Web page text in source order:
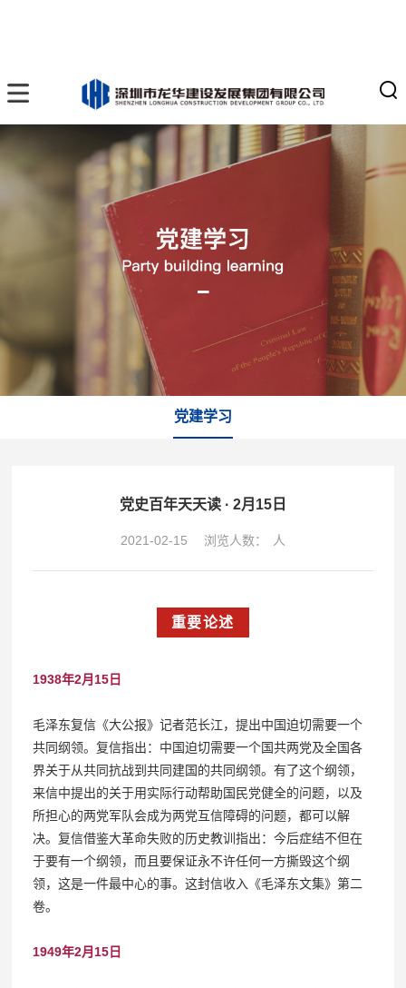
党建学习
党史百年天天读 · 2月15日
2021-02-15 浏览人数： 人
重要论述
1938年2月15日
毛泽东复信《大公报》记者范长江，提出中国迫切需要一个
共同纲领。复信指出：中国迫切需要一个国共两党及全国各
界关于从共同抗战到共同建国的共同纲领。有了这个纲领，
来信中提出的关于用实际行动帮助国民党健全的问题，以及
所担心的两党军队会成为两党互信障碍的问题，都可以解
决。复信借鉴大革命失败的历史教训指出：今后症结不但在
于要有一个纲领，而且要保证永不许任何一方撕毁这个纲
领，这是一件最中心的事。这封信收入《毛泽东文集》第二
卷。
1949年2月15日